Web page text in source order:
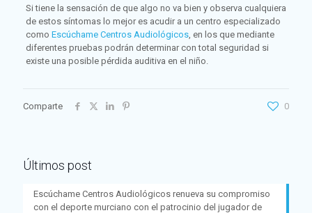
Si tiene la sensación de que algo no va bien y observa cualquiera
de estos síntomas lo mejor es acudir a un centro especializado
como Escúchame Centros Audiológicos, en los que mediante
diferentes pruebas podrán determinar con total seguridad si
existe una posible pérdida auditiva en el niño.
Comparte 0
Últimos post
Escúchame Centros Audiológicos renueva su compromiso
con el deporte murciano con el patrocinio del jugador de